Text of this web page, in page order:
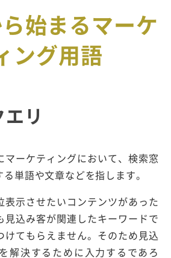
ら始まるマーケ
ング用語
エリ
マーケティングにおいて、検索窓
単語や文章などを指します。
表示させたいコンテンツがあった
見込み客が関連したキーワードで
けてもらえません。そのため見込
解決するために入力するであろ